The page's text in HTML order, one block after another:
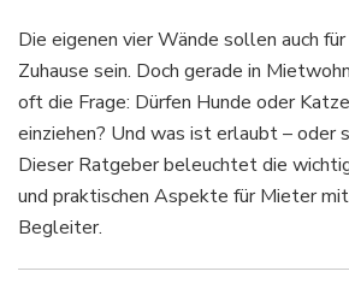
Die eigenen vier Wände sollen auch
Zuhause sein. Doch gerade in
oft die Frage: Dürfen Hunde oder
einziehen? Und was ist erlaubt – oder
Dieser Ratgeber beleuchtet die
und praktischen Aspekte für Mieter
Begleiter.